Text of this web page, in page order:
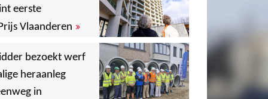
eerste
Vlaanderen »
, ,
bezoekt werf
heraanleg
in